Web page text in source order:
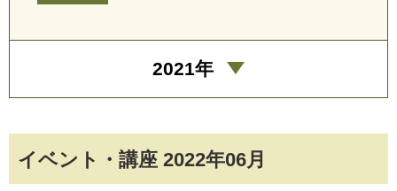
イベント・講座 2022年06月
2021年